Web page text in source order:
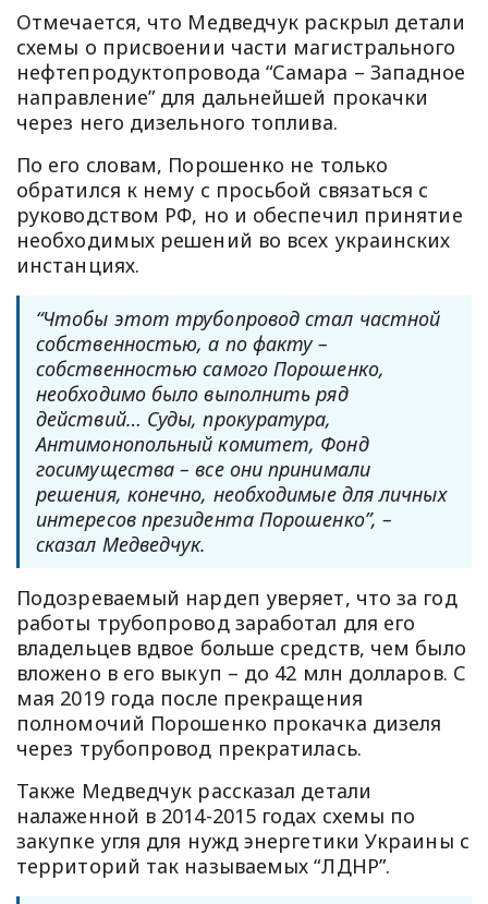
Отмечается, что Медведчук раскрыл детали
схемы о присвоении части магистрального
нефтепродуктопровода “Самара – Западное
направление” для дальнейшей прокачки
через него дизельного топлива.
По его словам, Порошенко не только
обратился к нему с просьбой связаться с
руководством РФ, но и обеспечил принятие
необходимых решений во всех украинских
инстанциях.
“Чтобы этот трубопровод стал частной
собственностью, а по факту –
собственностью самого Порошенко,
необходимо было выполнить ряд
действий… Суды, прокуратура,
Антимонопольный комитет, Фонд
госимущества – все они принимали
решения, конечно, необходимые для личных
интересов президента Порошенко”, –
сказал Медведчук.
Подозреваемый нардеп уверяет, что за год
работы трубопровод заработал для его
владельцев вдвое больше средств, чем было
вложено в его выкуп – до 42 млн долларов. С
мая 2019 года после прекращения
полномочий Порошенко прокачка дизеля
через трубопровод прекратилась.
Также Медведчук рассказал детали
налаженной в 2014-2015 годах схемы по
закупке угля для нужд энергетики Украины с
территорий так называемых “ЛДНР”.